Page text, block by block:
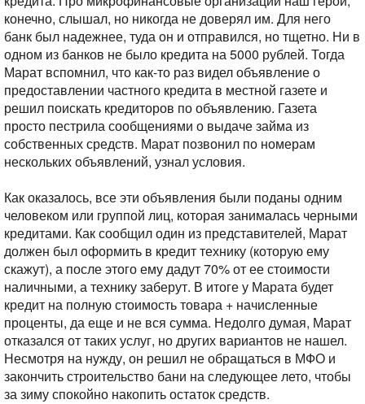
конечно, слышал, но никогда не доверял им. Для него
банк был надежнее, туда он и отправился, но тщетно. Ни в
одном из банков не было кредита на 5000 рублей. Тогда
Марат вспомнил, что как-то раз видел объявление о
предоставлении частного кредита в местной газете и
решил поискать кредиторов по объявлению. Газета
просто пестрила сообщениями о выдаче займа из
собственных средств. Марат позвонил по номерам
нескольких объявлений, узнал условия.
Как оказалось, все эти объявления были поданы одним
человеком или группой лиц, которая занималась черными
кредитами. Как сообщил один из представителей, Марат
должен был оформить в кредит технику (которую ему
скажут), а после этого ему дадут 70% от ее стоимости
наличными, а технику заберут. В итоге у Марата будет
кредит на полную стоимость товара + начисленные
проценты, да еще и не вся сумма. Недолго думая, Марат
отказался от таких услуг, но других вариантов не нашел.
Несмотря на нужду, он решил не обращаться в МФО и
закончить строительство бани на следующее лето, чтобы
за зиму спокойно накопить остаток средств.